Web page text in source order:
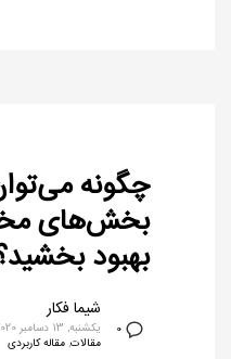
چگونه
بخش‌های
بهبود
0
شیما فکار
یکشنبه, 13 دسامبر 2020
مقالات, مقاله کاربردی